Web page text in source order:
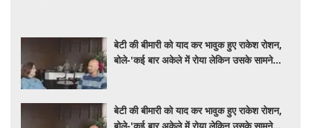
बेटी की बीमारी को याद कर भावुक हुए राकेश रोशन,
बोले-'कई बार अकेले में रोया लेकिन उसके सामने
बेटी की बीमारी को याद कर भावुक हुए राकेश रोशन,